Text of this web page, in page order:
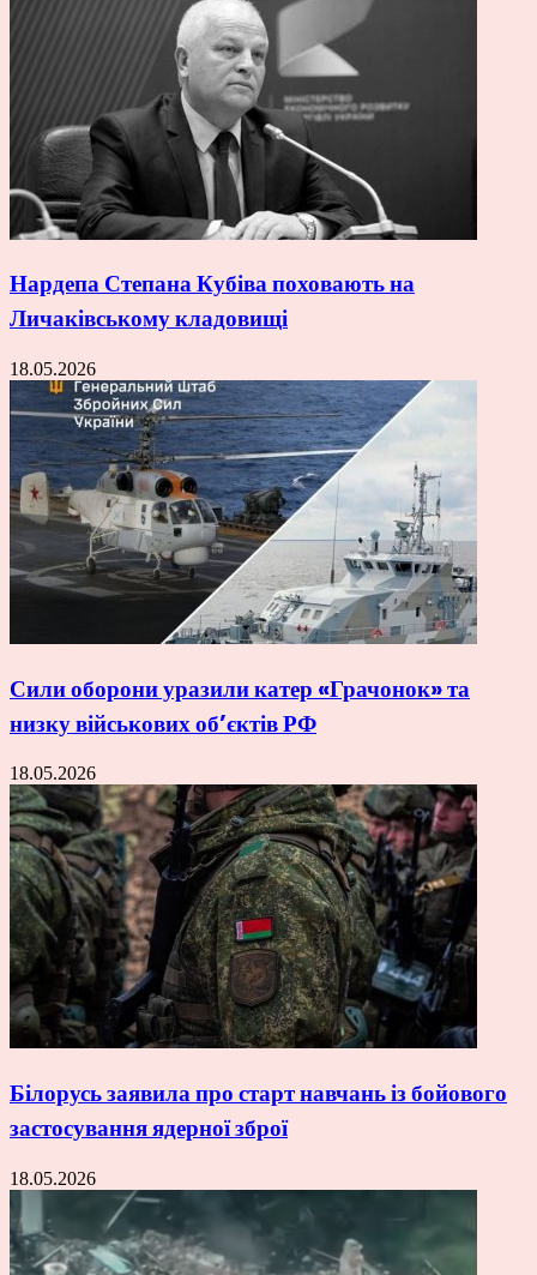
Нардепа Степана Кубіва поховають на
Личаківському кладовищі
18.05.2026
Сили оборони уразили катер «Грачонок» та
низку військових об’єктів РФ
18.05.2026
Білорусь заявила про старт навчань із бойового
застосування ядерної зброї
18.05.2026